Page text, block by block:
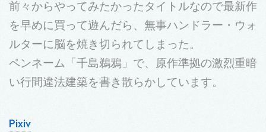
前々からやってみたかったタイトルなので最新作
を早めに買って遊んだら、無事ハンドラー・ウォ
ルターに脳を焼き切られてしまった。
ペンネーム「千島鵜鴉」で、原作準拠の激烈重暗
い行間違法建築を書き散らかしています。
Pixiv